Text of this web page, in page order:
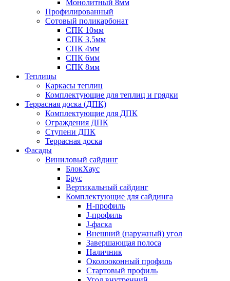
Монолитный 8мм
Профилированный
Сотовый поликарбонат
СПК 10мм
СПК 3,5мм
СПК 4мм
СПК 6мм
СПК 8мм
Теплицы
Каркасы теплиц
Комплектующие для теплиц и грядки
Террасная доска (ДПК)
Комплектующие для ДПК
Ограждения ДПК
Ступени ДПК
Террасная доска
Фасады
Виниловый сайдинг
БлокХаус
Брус
Вертикальный сайдинг
Комплектующие для сайдинга
H-профиль
J-профиль
J-фаска
Внешний (наружный) угол
Завершающая полоса
Наличник
Околооконный профиль
Стартовый профиль